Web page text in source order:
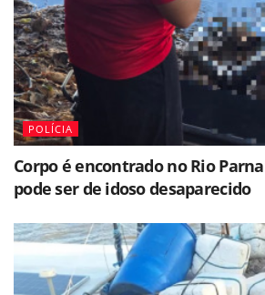
POLÍCIA
Corpo é encontrado no Rio
pode ser de idoso desaparecido